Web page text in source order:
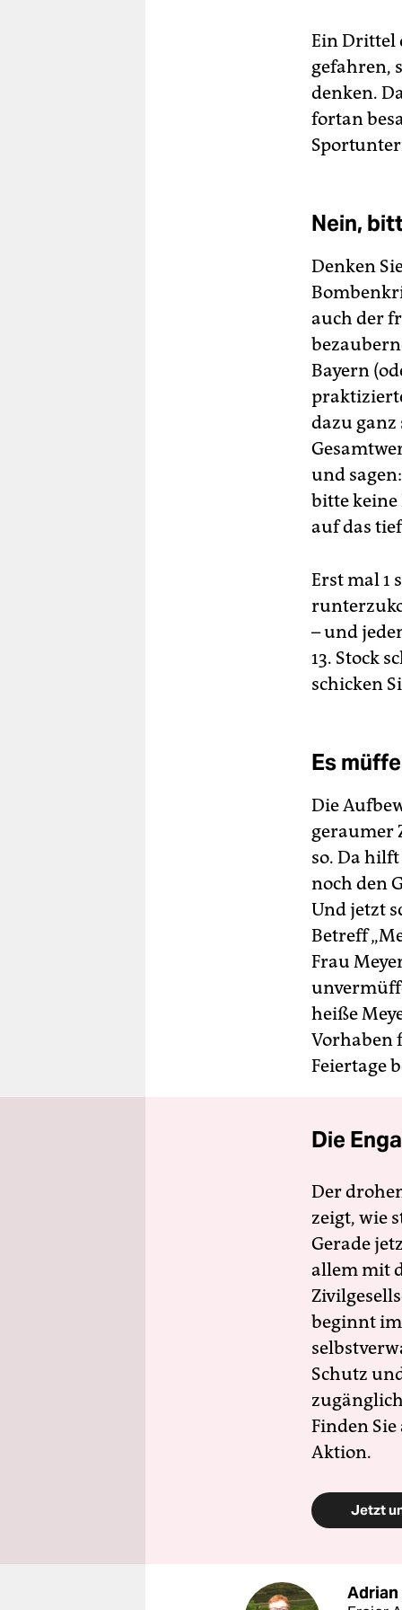
Ein Drittel
gefahren,
denken.
fortan
Nein,
Denken
auch der
Bayern
dazu ganz
und
bitte keine
auf das
Erst mal 1
– und
13. Stock
schicken
Es
Die
geraumer
so. Da
noch den
Und jetzt
Betreff
Frau
heiße
Vorhaben
Feiertage
Die
Der
zeigt, wie
Gerade
allem mit
beginnt
Schutz
Finden
Aktion.
Jetzt
Adrian